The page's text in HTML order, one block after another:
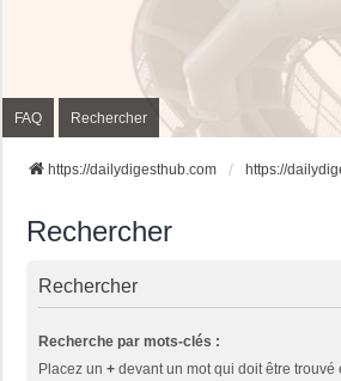
FAQ Rechercher
https://dailydigesthub.com https://
Rechercher
Rechercher
Recherche par mots-clés :
Placez un + devant un mot qui doit être trouvé